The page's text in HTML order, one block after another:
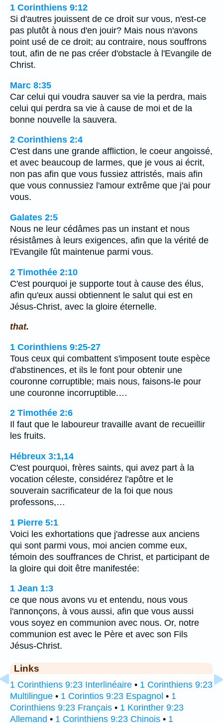
1 Corinthiens 9:12
Si d'autres jouissent de ce droit sur vous, n'est-ce
pas plutôt à nous d'en jouir? Mais nous n'avons
point usé de ce droit; au contraire, nous souffrons
tout, afin de ne pas créer d'obstacle à l'Evangile de
Christ.
Marc 8:35
Car celui qui voudra sauver sa vie la perdra, mais
celui qui perdra sa vie à cause de moi et de la
bonne nouvelle la sauvera.
2 Corinthiens 2:4
C'est dans une grande affliction, le coeur angoissé,
et avec beaucoup de larmes, que je vous ai écrit,
non pas afin que vous fussiez attristés, mais afin
que vous connussiez l'amour extrême que j'ai pour
vous.
Galates 2:5
Nous ne leur cédâmes pas un instant et nous
résistâmes à leurs exigences, afin que la vérité de
l'Evangile fût maintenue parmi vous.
2 Timothée 2:10
C'est pourquoi je supporte tout à cause des élus,
afin qu'eux aussi obtiennent le salut qui est en
Jésus-Christ, avec la gloire éternelle.
that.
1 Corinthiens 9:25-27
Tous ceux qui combattent s'imposent toute espèce
d'abstinences, et ils le font pour obtenir une
couronne corruptible; mais nous, faisons-le pour
une couronne incorruptible.…
2 Timothée 2:6
Il faut que le laboureur travaille avant de recueillir
les fruits.
Hébreux 3:1,14
C'est pourquoi, frères saints, qui avez part à la
vocation céleste, considérez l'apôtre et le
souverain sacrificateur de la foi que nous
professons,…
1 Pierre 5:1
Voici les exhortations que j'adresse aux anciens
qui sont parmi vous, moi ancien comme eux,
témoin des souffrances de Christ, et participant de
la gloire qui doit être manifestée:
1 Jean 1:3
ce que nous avons vu et entendu, nous vous
l'annonçons, à vous aussi, afin que vous aussi
vous soyez en communion avec nous. Or, notre
communion est avec le Père et avec son Fils
Jésus-Christ.
Links
1 Corinthiens 9:23 Interlinéaire • 1 Corinthiens 9:23
Multilingue • 1 Corintios 9:23 Espagnol • 1
Corinthiens 9:23 Français • 1 Korinther 9:23
Allemand • 1 Corinthiens 9:23 Chinois • 1